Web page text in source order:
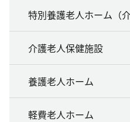
特別養護老人ホーム（
介護老人保健施設
養護老人ホーム
軽費老人ホーム